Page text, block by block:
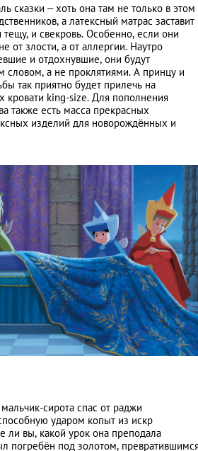
сказки – хоть она там не только в этом
а латексный матрас заставит
и свекровь. Особенно, если они
от злости, а от аллергии. Наутро
и отдохнувшие, они будут
словом, а не проклятиями. А принцу и
так приятно будет прилечь на
кровати king-size. Для пополнения
также есть масса прекрасных
изделий для новорождённых и
сирота спас от раджи
ударом копыт из искр
ли вы, какой урок она преподала
погребён под золотом,